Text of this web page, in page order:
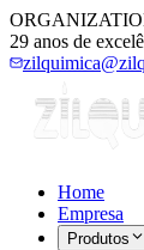
29 anos de
Home
Empresa
Produtos